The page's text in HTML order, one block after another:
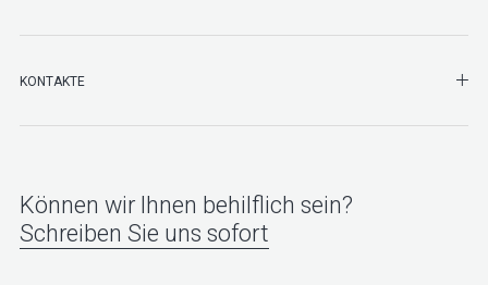
KONTAKTE
Können wir Ihnen behilflich sein?
Schreiben Sie uns sofort